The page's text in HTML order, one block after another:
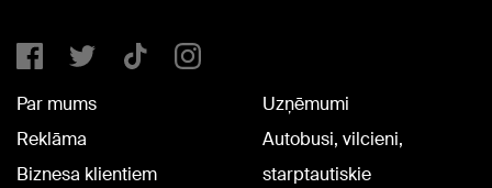
Par mums
Reklāma
Biznesa klientiem
Uzņēmumi
Autobusi, vilcieni,
starptautiskie